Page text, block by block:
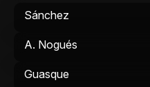
Sánchez
A. Nogués
Guasque